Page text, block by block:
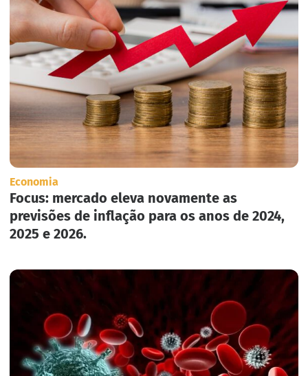
Economia
Focus: mercado eleva novamente as
previsões de inflação para os anos de 2024,
2025 e 2026.